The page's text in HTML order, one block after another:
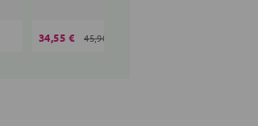
34,55 € 45,90 €